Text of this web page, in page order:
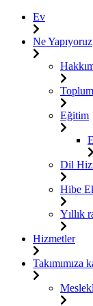
Ev
Ne Yapıyoruz
Eğitim
Dil
Hibe
Yıllık
Hizmetler
Takımımıza